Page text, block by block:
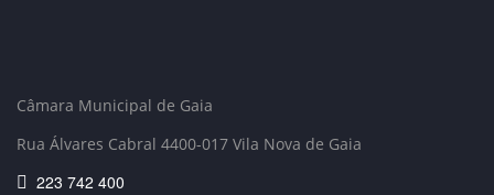
Câmara Municipal de Gaia
Rua Álvares Cabral 4400-017 Vila Nova de Gaia
223 742 400